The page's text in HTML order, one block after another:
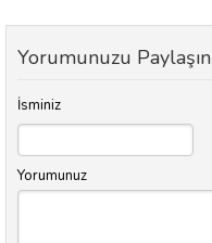
Yorumunuzu Paylaşın
İsminiz
Yorumunuz